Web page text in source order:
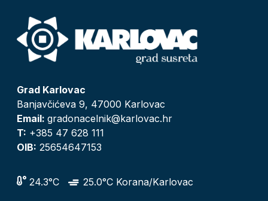
Grad Karlovac
Banjavčićeva 9, 47000 Karlovac
Email: gradonacelnik@karlovac.hr
T: +385 47 628 111
OIB: 25654647153
24.3°C
25.0°C Korana/Karlovac